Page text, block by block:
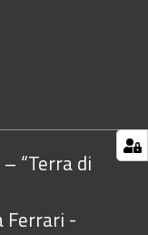
“Terra di
Ferrari -